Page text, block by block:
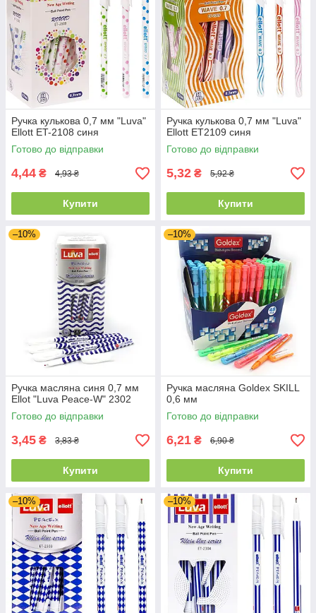
Ручка кулькова 0,7 мм "Luva"
Ellott ET-2108 синя
Готово до відправки
4,44 ₴ 4,93 ₴
Купити
Ручка кулькова 0,7 мм "Luva"
Ellott ET2109 синя
Готово до відправки
5,32 ₴ 5,92 ₴
Купити
–10%
Ручка масляна синя 0,7 мм
Ellot "Luva Peace-W" 2302
Готово до відправки
3,45 ₴ 3,83 ₴
Купити
–10%
Ручка масляна Goldex SKILL
0,6 мм
Готово до відправки
6,21 ₴ 6,90 ₴
Купити
–10% –10%